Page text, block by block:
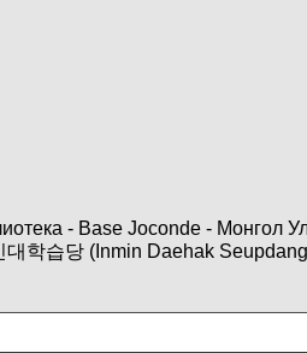
- Base Joconde - Монгол
대학습당 (Inmin Daehak